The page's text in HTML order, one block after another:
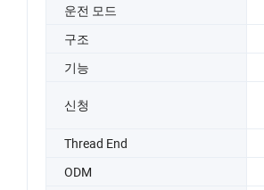
운전 모드
구조
기능
신청
Thread End
ODM